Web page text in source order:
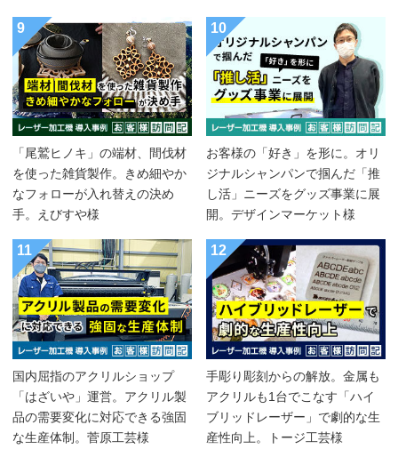
9
「尾鷲ヒノキ」の端材、間伐材
を使った雑貨製作。きめ細やか
なフォローが入れ替えの決め
手。えびすや様
10
お客様の「好き」を形に。オリ
ジナルシャンパンで掴んだ「推
し活」ニーズをグッズ事業に展
開。デザインマーケット様
11
国内屈指のアクリルショップ
「はざいや」運営。アクリル製
品の需要変化に対応できる強固
な生産体制。菅原工芸様
12
手彫り彫刻からの解放。金属も
アクリルも1台でこなす「ハイ
ブリッドレーザー」で劇的な生
産性向上。トージ工芸様